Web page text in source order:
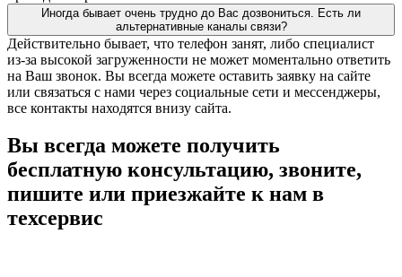
Иногда бывает очень трудно до Вас дозвониться. Есть ли
альтернативные каналы связи?
Действительно бывает, что телефон занят, либо специалист
из-за высокой загруженности не может моментально ответить
на Ваш звонок. Вы всегда можете оставить заявку на сайте
или связаться с нами через социальные сети и мессенджеры,
все контакты находятся внизу сайта.
Вы всегда можете получить
бесплатную консультацию, звоните,
пишите или приезжайте к нам в
техсервис